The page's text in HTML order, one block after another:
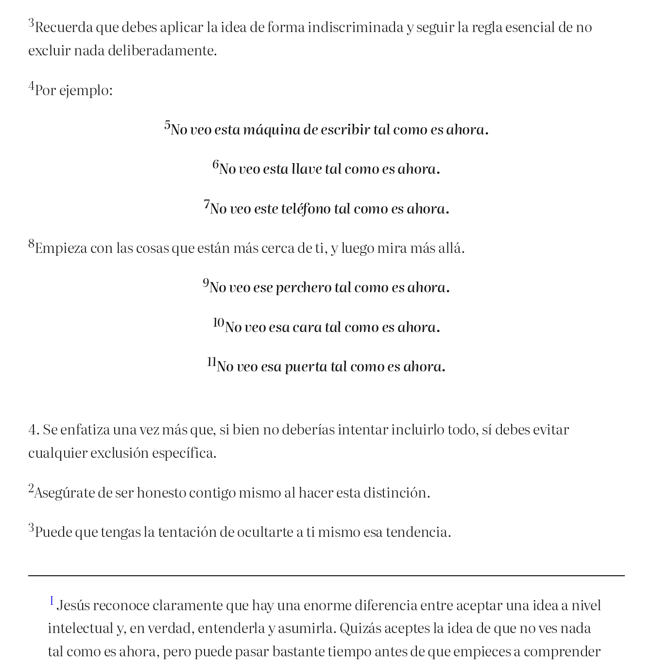
3Recuerda que debes aplicar la idea de forma indiscriminada y seguir la regla esencial de no
excluir nada deliberadamente.
4Por ejemplo:
5No veo esta máquina de escribir tal como es ahora.
6No veo esta llave tal como es ahora.
7No veo este teléfono tal como es ahora.
8Empieza con las cosas que están más cerca de ti, y luego mira más allá.
9No veo ese perchero tal como es ahora.
10No veo esa cara tal como es ahora.
11No veo esa puerta tal como es ahora.
4. Se enfatiza una vez más que, si bien no deberías intentar incluirlo todo, sí debes evitar
cualquier exclusión específica.
2Asegúrate de ser honesto contigo mismo al hacer esta distinción.
3Puede que tengas la tentación de ocultarte a ti mismo esa tendencia.
I Jesús reconoce claramente que hay una enorme diferencia entre aceptar una idea a nivel
intelectual y, en verdad, entenderla y asumirla. Quizás aceptes la idea de que no ves nada
tal como es ahora, pero puede pasar bastante tiempo antes de que empieces a comprender